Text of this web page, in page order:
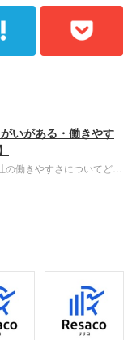
いがある・働きやす
働きやすさについてどう
付けと、投稿された口コ